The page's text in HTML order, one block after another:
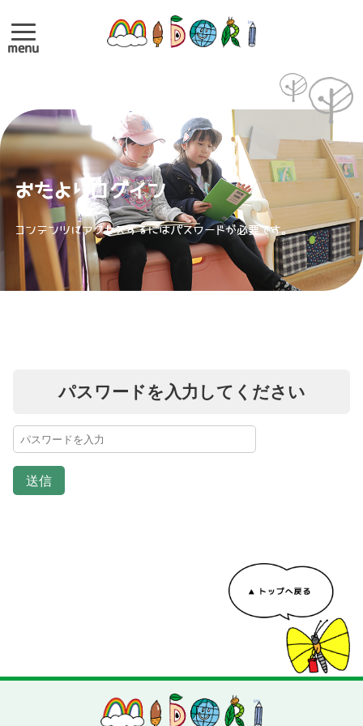
menu
おたよりログイン
コンテンツにアクセスするにはパスワードが必要です。
パスワードを入力してください
送信